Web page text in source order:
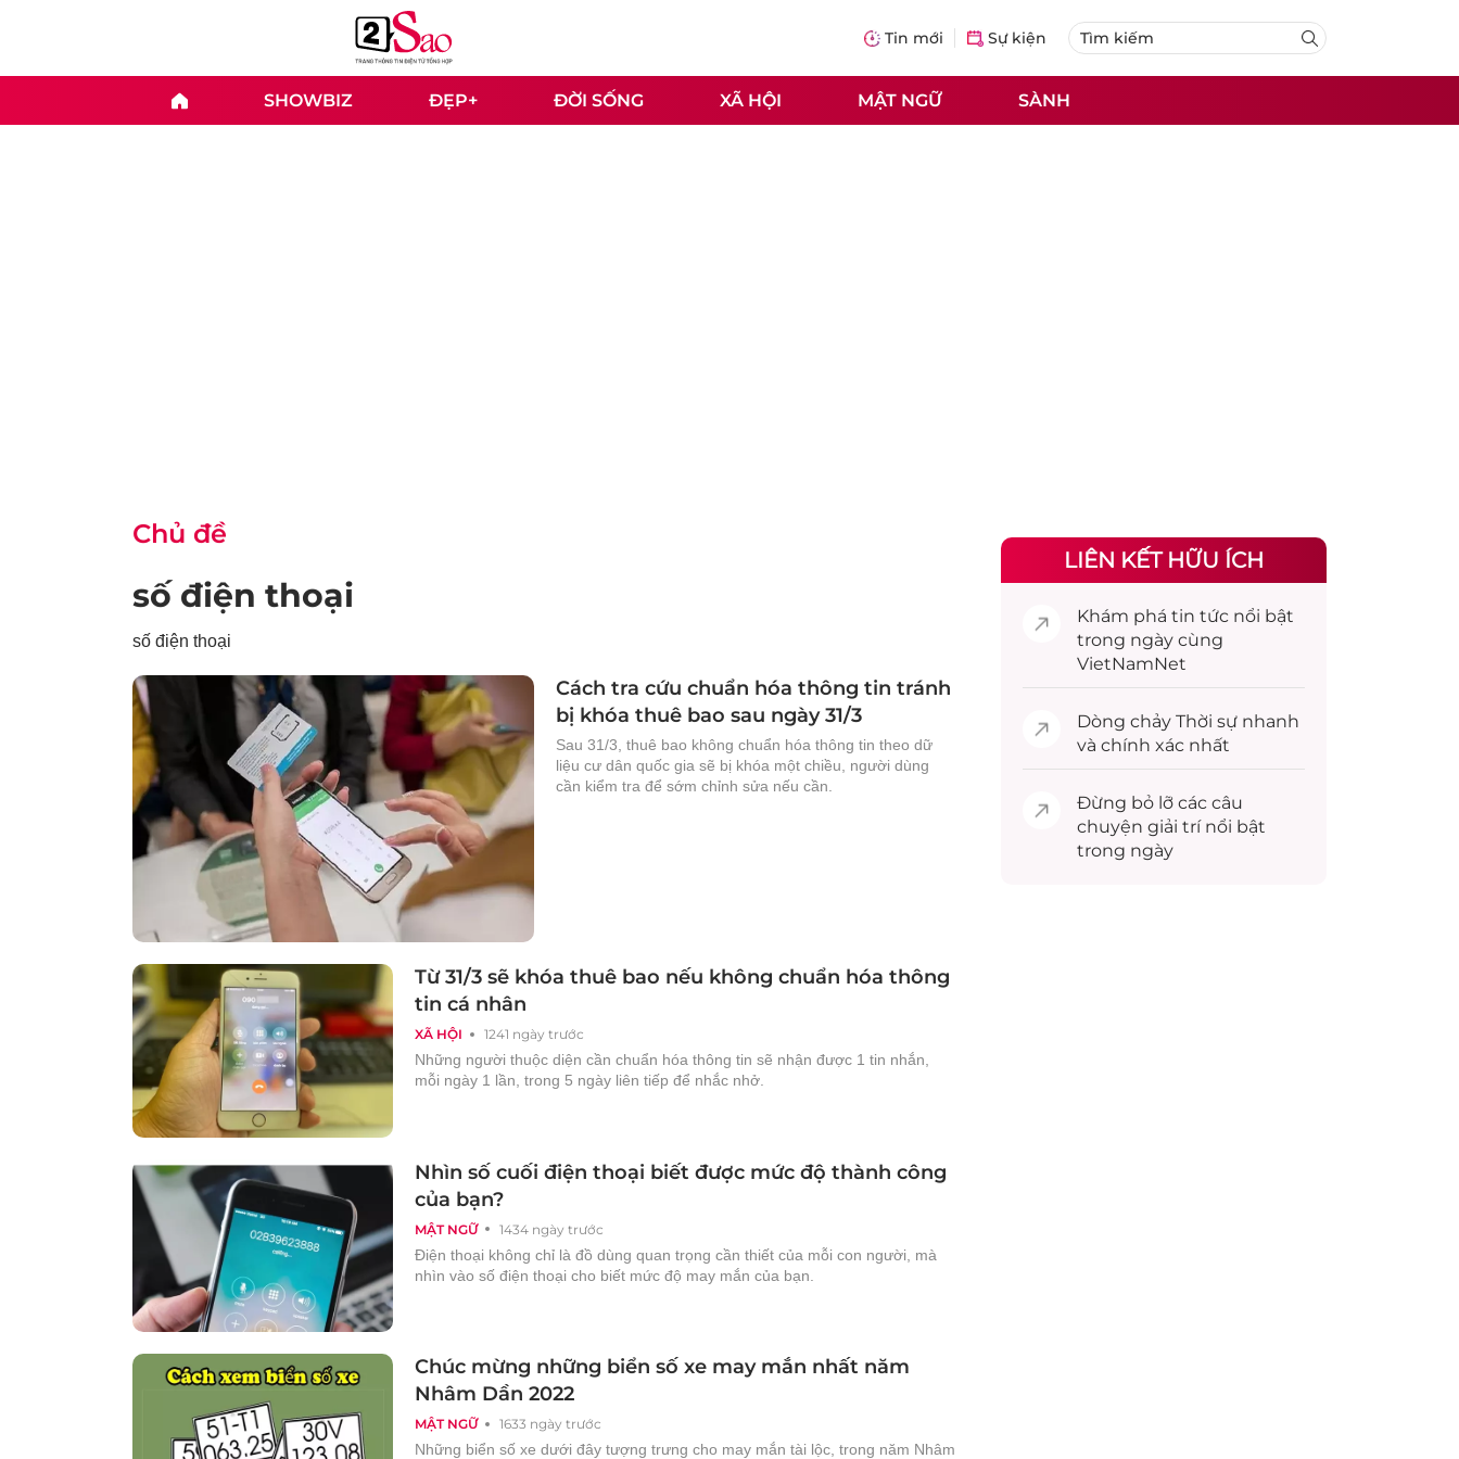
Tin mới Sự kiện
SHOWBIZ ĐẸP+ ĐỜI SỐNG XÃ HỘI MẬT NGỮ SÀNH
Chủ đề
số điện thoại
số điện thoại
Cách tra cứu chuẩn hóa thông tin tránh
bị khóa thuê bao sau ngày 31/3
Sau 31/3, thuê bao không chuẩn hóa thông tin theo dữ
liệu cư dân quốc gia sẽ bị khóa một chiều, người dùng
cần kiểm tra để sớm chỉnh sửa nếu cần.
XÃ HỘI 1241 ngày trước
Từ 31/3 sẽ khóa thuê bao nếu không chuẩn hóa thông
tin cá nhân
Những người thuộc diện cần chuẩn hóa thông tin sẽ nhận được 1 tin nhắn,
mỗi ngày 1 lần, trong 5 ngày liên tiếp để nhắc nhở.
MẬT NGỮ 1434 ngày trước
Nhìn số cuối điện thoại biết được mức độ thành công
của bạn?
Điện thoại không chỉ là đồ dùng quan trọng cần thiết của mỗi con người, mà
nhìn vào số điện thoại cho biết mức độ may mắn của bạn.
MẬT NGỮ 1633 ngày trước
Chúc mừng những biển số xe may mắn nhất năm
Nhâm Dần 2022
Những biển số xe dưới đây tượng trưng cho may mắn tài lộc, trong năm Nhâm
LIÊN KẾT HỮU ÍCH
Khám phá tin tức nổi bật
trong ngày cùng
VietNamNet
Dòng chảy Thời sự nhanh
và chính xác nhất
Đừng bỏ lỡ các câu
chuyện giải trínổi bật
trong ngày